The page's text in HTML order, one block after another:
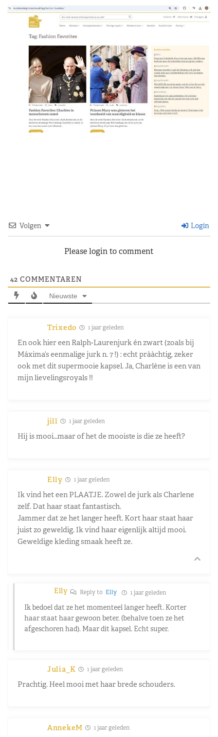
Volgen Login
Please login to comment
42 COMMENTAREN
Nieuwste
Trixedo 1 jaar geleden
En ook hier een Ralph-Laurenjurk én zwart (zoals bij
Máxima’s eenmalige jurk n. 7 !) : echt prààchtig, zeker
ook met dit supermooie kapsel. Ja, Charlène is een van
mijn lievelingsroyals !!
jill 1 jaar geleden
Hij is mooi…maar of het de mooiste is die ze heeft?
Elly 1 jaar geleden
Ik vind het een PLAATJE. Zowel de jurk als Charlene
zelf. Dat haar staat fantastisch.
Jammer dat ze het langer heeft. Kort haar staat haar
juist zo geweldig. Ik vind haar eigenlijk altijd mooi.
Geweldige kleding smaak heeft ze.
Elly Reply to Elly 1 jaar geleden
Ik bedoel dat ze het momenteel langer heeft. Korter
haar staat haar gewoon beter. (behalve toen ze het
afgeschoren had). Maar dit kapsel. Echt super.
Julia_K 1 jaar geleden
Prachtig. Heel mooi met haar brede schouders.
AnnekeM 1 jaar geleden